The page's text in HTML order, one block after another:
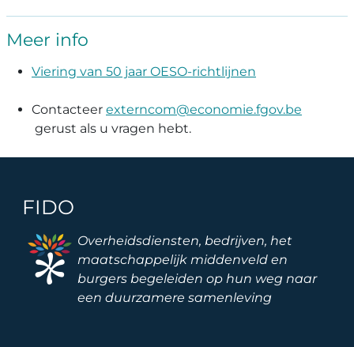
Meer info
Viering van 50 jaar OESO-richtlijnen
Contacteer externcom@economie.fgov.be
gerust als u vragen hebt.
FIDO
Image
Overheidsdiensten, bedrijven, het
maatschappelijk middenveld en
burgers begeleiden op hun weg naar
een duurzamere samenleving